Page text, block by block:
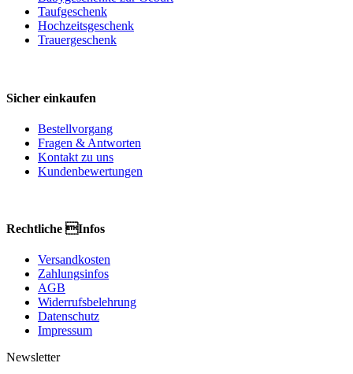
Taufgeschenk
Hochzeitsgeschenk
Trauergeschenk
Sicher einkaufen
Bestellvorgang
Fragen & Antworten
Kontakt zu uns
Kundenbewertungen
Rechtliche Infos
Versandkosten
Zahlungsinfos
AGB
Widerrufsbelehrung
Datenschutz
Impressum
Newsletter